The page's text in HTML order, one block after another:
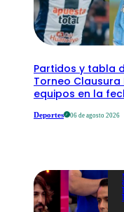
Partidos y tabla
Torneo Clausura
equipos en la
Deportes 06 de agosto 2026